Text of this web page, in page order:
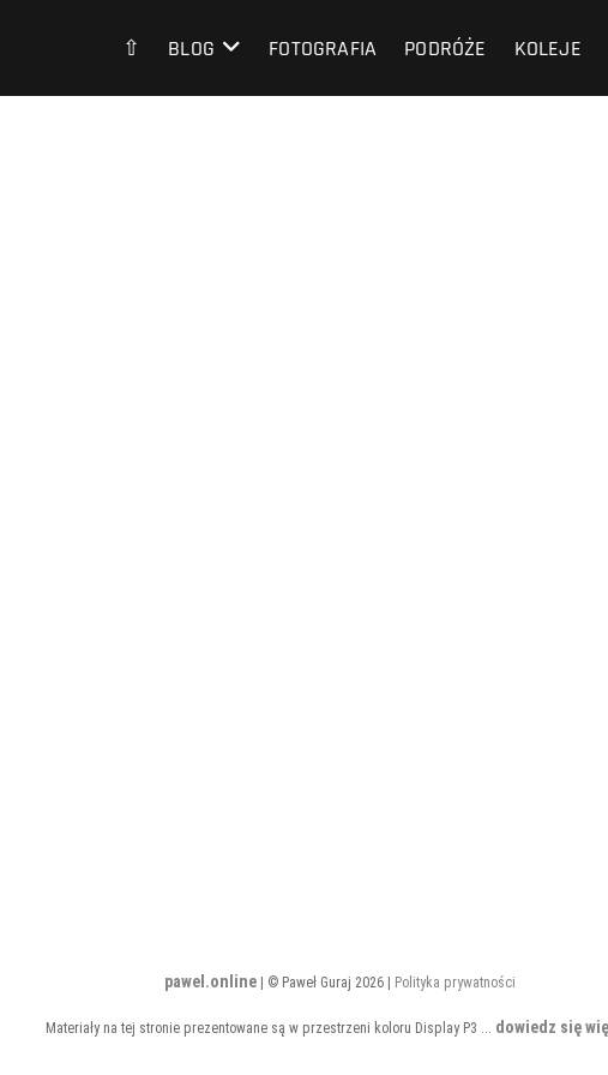
⇧ BLOG FOTOGRAFIA PODRÓŻE KOLEJE
pawel.online| © Paweł Guraj 2026 | Polityka prywatności
Materiały na tej stronie prezentowane są w przestrzeni koloru Display P3 ... dowiedz się